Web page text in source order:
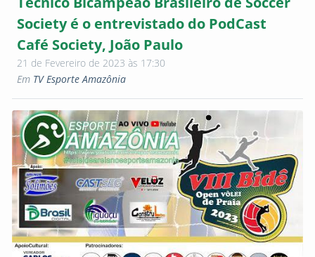
Society é o entrevistado do PodCast
Café Society, João Paulo
21 de Fevereiro de 2023 às 17:30
Em TV Esporte Amazônia